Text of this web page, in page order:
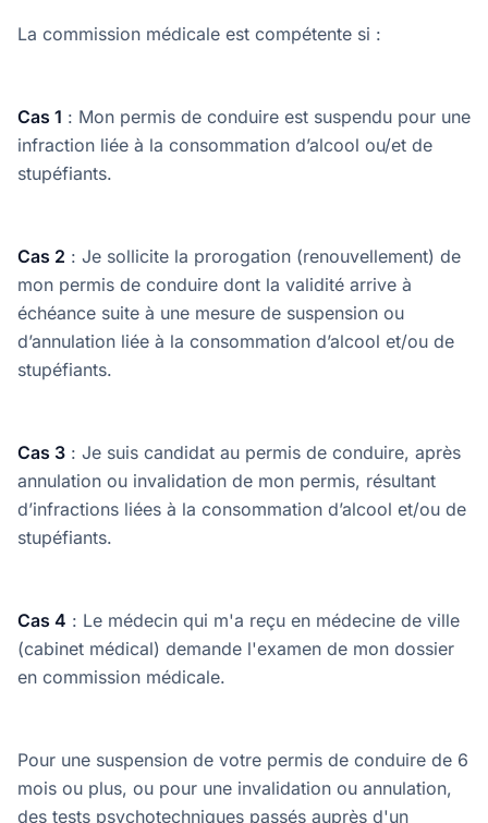
La commission médicale est compétente si :
Cas 1 : Mon permis de conduire est suspendu pour une
infraction liée à la consommation d’alcool ou/et de
stupéfiants.
Cas 2 : Je sollicite la prorogation (renouvellement) de
mon permis de conduire dont la validité arrive à
échéance suite à une mesure de suspension ou
d’annulation liée à la consommation d’alcool et/ou de
stupéfiants.
Cas 3 : Je suis candidat au permis de conduire, après
annulation ou invalidation de mon permis, résultant
d’infractions liées à la consommation d’alcool et/ou de
stupéfiants.
Cas 4 : Le médecin qui m'a reçu en médecine de ville
(cabinet médical) demande l'examen de mon dossier
en commission médicale.
Pour une suspension de votre permis de conduire de 6
mois ou plus, ou pour une invalidation ou annulation,
des tests psychotechniques passés auprès d'un